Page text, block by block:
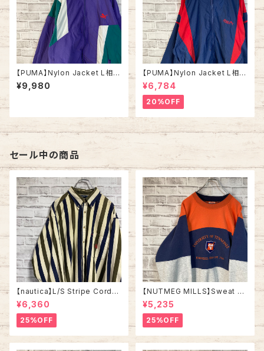
【PUMA】Nylon Jacket L相当
80s vintage プーマ ナイロン
ジャケット 切替 刺繍ロゴ ワン
カ USA 古着
¥9,980
【PUMA】Nylon Jacket L相当
90s プーマ ナイロンジャケット
切替 刺繍ロゴ ワンポイントロゴ
ウインドブレーカー アウター ア
メリカ USA 古着
¥6,784
20%OFF
セール中の商品
【nautica】L/S Stripe Cordur
oy Shirt L 90s ノーティカ スト
ライプ コーデュロイ シャツ ボタ
ンダウン 長袖 ワンポイントロゴ
刺繍ロゴ 旧タグ USA アメリカ
古着
¥6,360
25%OFF
【NUTMEG MILLS】Sweat XL
Made in USA 90s “UNIVER
SITY OF TENNESSEE” vinta
ge ナツメグミルズ カレッジモノ
カレッジロゴ テネシー大学 スウ
ェット トレーナー ヴィンテージ
アメリカ USA 古着
¥5,235
25%OFF